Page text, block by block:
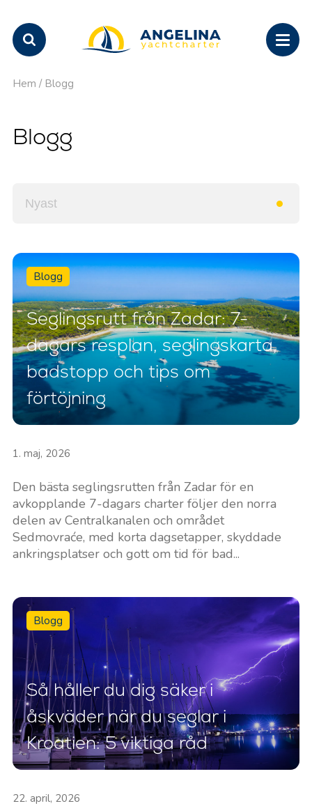
Hem / Blogg
Blogg
Blogg
Seglingsrutt från Zadar: 7-
dagars resplan, seglingskarta,
badstopp och tips om
förtöjning
1. maj, 2026
Den bästa seglingsrutten från Zadar för en
avkopplande 7-dagars charter följer den norra
delen av Centralkanalen och området
Sedmovraće, med korta dagsetapper, skyddade
ankringsplatser och gott om tid för bad...
Blogg
Så håller du dig säker i
åskväder när du seglar i
Kroatien: 5 viktiga råd
22. april, 2026